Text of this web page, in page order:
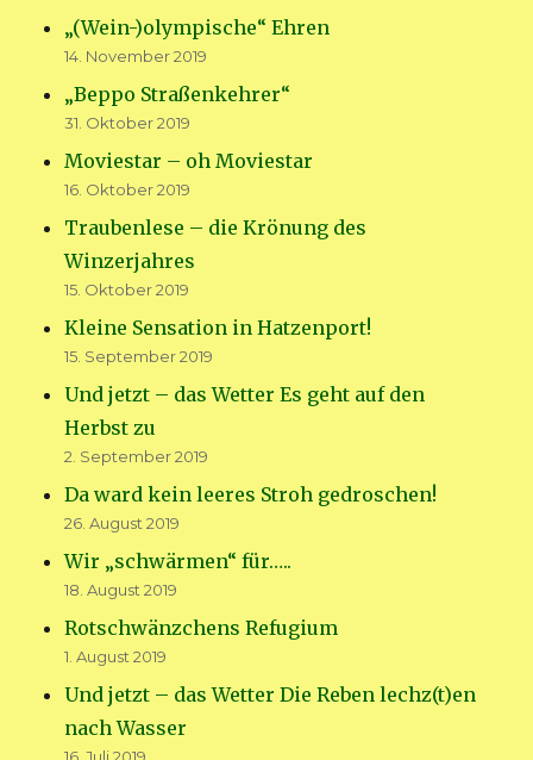
„(Wein-)olympische“ Ehren
14. November 2019
„Beppo Straßenkehrer“
31. Oktober 2019
Moviestar – oh Moviestar
16. Oktober 2019
Traubenlese – die Krönung des
Winzerjahres
15. Oktober 2019
Kleine Sensation in Hatzenport!
15. September 2019
Und jetzt – das Wetter Es geht auf den
Herbst zu
2. September 2019
Da ward kein leeres Stroh gedroschen!
26. August 2019
Wir „schwärmen“ für…..
18. August 2019
Rotschwänzchens Refugium
1. August 2019
Und jetzt – das Wetter Die Reben lechz(t)en
nach Wasser
16. Juli 2019